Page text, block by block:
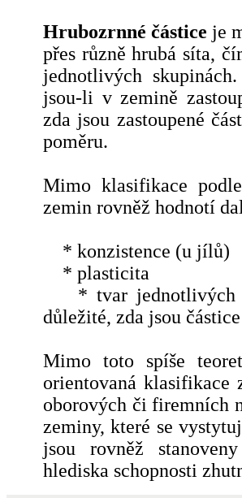
Hrubozrnné částice je
přes různě hrubá síta,
jednotlivých
jsou-li v zemině
zda jsou zastoupené
poměru.
Mimo klasifikace
zemin rovněž hodnotí
* konzistence (u jílů)
* plasticita
* tvar jednotlivých
důležité, zda jsou
Mimo toto spíše
orientovaná klasifikace
oborových či firemních
zeminy, které se
jsou rovněž
hlediska schopnosti